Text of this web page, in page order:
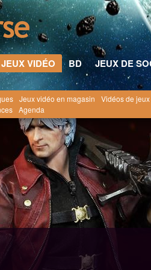
JEUX VIDÉO BD
JEUX DE
Jeux vidéo en magasin Vidéos de jeux
Agenda
Vidéo Devil May Cry 4 [2008]